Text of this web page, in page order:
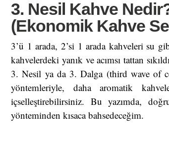
3. Nesil Kahve
(Ekonomik Kahve
3’ü 1 arada, 2’si 1 arada kahveleri su
kahvelerdeki yanık ve acımsı tattan
3. Nesil ya da 3. Dalga (third wave of
yöntemleriyle, daha aromatik
içselleştirebilirsiniz. Bu yazımda,
yönteminden kısaca bahsedeceğim.